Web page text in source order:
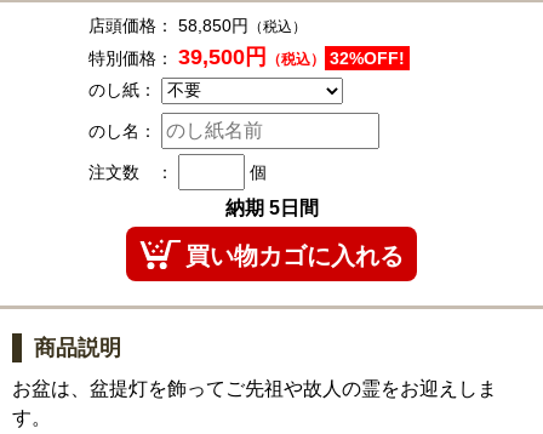
店頭価格： 58,850円 （税込）
特別価格： 39,500円 （税込）
32%OFF!
のし紙：
のし名：
注文数 ： 個
納期 5日間
商品説明
お盆は、盆提灯を飾ってご先祖や故人の霊をお迎えしま
す。